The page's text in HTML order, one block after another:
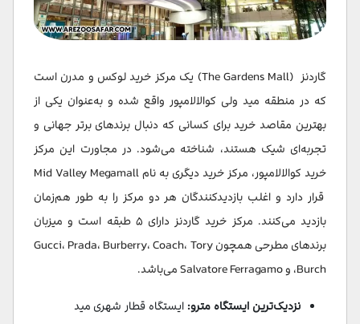
گاردنز (The Gardens Mall) یک مرکز خرید لوکس و مدرن است
که در منطقه مید ولی کوالالامپور واقع شده و به‌عنوان یکی از
بهترین مقاصد خرید برای کسانی که دنبال برندهای برتر جهانی و
تجربه‌ای شیک هستند، شناخته می‌شود. در مجاورت این مرکز
خرید کوالالامپور، مرکز خرید دیگری به نام Mid Valley Megamall
قرار دارد و اغلب بازدیدکنندگان هر دو مرکز را به طور هم‌زمان
بازدید می‌کنند. مرکز خرید گاردنز دارای ۵ طبقه است و میزبان
برندهای مطرحی همچون Gucci، Prada، Burberry، Coach، Tory
Burch، و Salvatore Ferragamo می‌باشد.
نزدیک‌ترین ایستگاه مترو: ایستگاه قطار شهری مید